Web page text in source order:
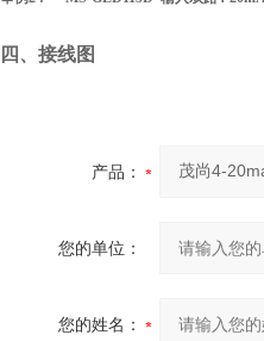
四、接线图
产品：
您的单位：
您的姓名：